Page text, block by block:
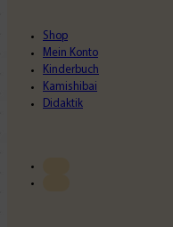
Shop
Mein Konto
Kinderbuch
Kamishibai
Didaktik